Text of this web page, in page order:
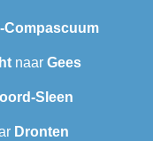
Compascuum
naar Gees
Sleen
Dronten